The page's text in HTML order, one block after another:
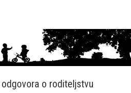
o roditeljstvu